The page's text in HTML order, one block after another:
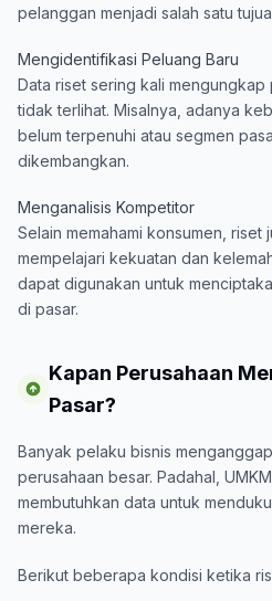
pelanggan menjadi salah satu
Mengidentifikasi Peluang Baru
Data riset sering kali
tidak terlihat. Misalnya, adanya
belum terpenuhi atau segmen
dikembangkan.
Menganalisis Kompetitor
Selain memahami konsumen, riset
mempelajari kekuatan dan
dapat digunakan untuk
di pasar.
Kapan Perusahaan
Pasar?
Banyak pelaku bisnis
perusahaan besar. Padahal,
membutuhkan data untuk
mereka.
Berikut beberapa kondisi ketika